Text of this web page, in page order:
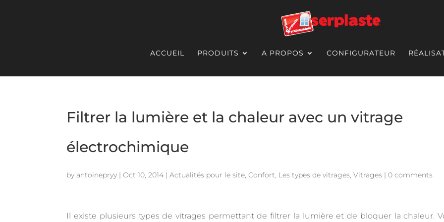
ACCUEIL PRODUITS A PROPOS CONFIGURATEUR
Filtrer la lumière et la chaleur avec un vitrage
électrochimique
by antoinepryy |Oct 10, 2014 |Actualités pour le site,Confort, Les types de vitrages,Vitrages |0 comments
Il existe plusieurs types de vitrages permettant de filtrer la lumière et de bloquer la chaleur.